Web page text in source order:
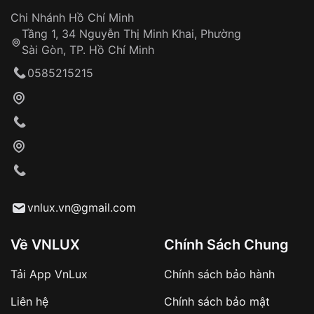
Khách hàng kiểm tra và thanh toán trực tiếp
Từ khóa SEO:
sản phẩm đặc biệt
Đồng hành cùng khách hàng trong suốt quá
trình sử dụng
Chi Nhánh Hồ Chí Minh
Tầng 1, 34 Nguyễn Thị Minh Khai, Phường
Sài Gòn, TP. Hồ Chí Minh
0585215215
vnlux.vn@gmail.com
Về VNLUX
Tải App VnLux
Liên hệ
Chính Sách Chung
Chính sách bảo hành
Chính sách bảo mật